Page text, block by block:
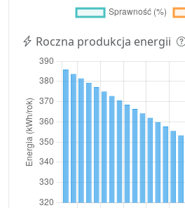
Roczna produkcja energii